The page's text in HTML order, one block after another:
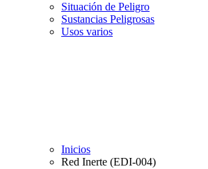
Situación de Peligro
Sustancias Peligrosas
Usos varios
Inicios
Red Inerte (EDI-004)